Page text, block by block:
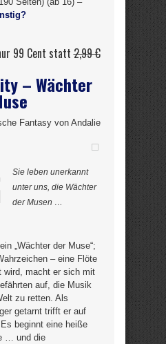
99 Cent statt2,99 €
– Wächter
Fantasy von Andalie
Sie leben unerkannt
unter uns, die Wächter
der Musen …
„Wächter der Muse“;
– eine Flöte
wird, macht er sich mit
auf, die Musik
zu retten. Als
getarnt trifft er auf
beginnt eine heiße
… und die